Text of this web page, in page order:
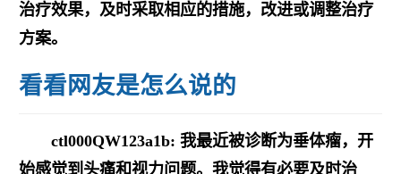
治疗效果，及时采取相应的措施，改进或调整治疗
方案。
看看网友是怎么说的
ctl000QW123a1b: 我最近被诊断为垂体瘤，开
始感觉到头痛和视力问题。我觉得有必要及时治